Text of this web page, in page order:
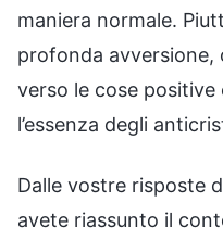
maniera normale.
profonda avversione,
verso le cose positive
l’essenza degli
Dalle vostre risposte
avete riassunto il